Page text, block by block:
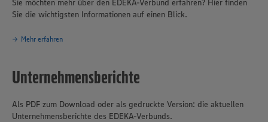
Sie möchten mehr über den EDEKA-Verbund erfahren? Hier finden
Sie die wichtigsten Informationen auf einen Blick.
Mehr erfahren
Unternehmensberichte
Als PDF zum Download oder als gedruckte Version: die aktuellen
Unternehmensberichte des EDEKA-Verbunds.